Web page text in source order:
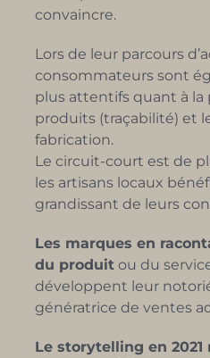
convaincre.
Lors de leur parcours
consommateurs sont
plus attentifs quant à la
produits (traçabilité) et
fabrication.
Le circuit-court est de
les artisans locaux
grandissant de leurs
Les marques en
du produitou du
développent leur
génératrice de ventes
Le storytelling en